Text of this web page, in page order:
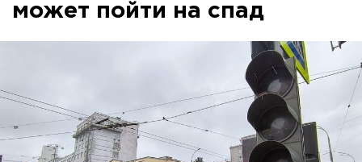
может пойти на спад